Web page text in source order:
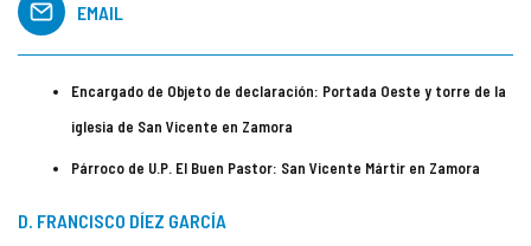
EMAIL
Encargado de Objeto de declaración: Portada Oeste y torre de la
iglesia de San Vicente en Zamora
Párroco de U.P. El Buen Pastor: San Vicente Mártir en Zamora
D. FRANCISCO DÍEZ GARCÍA